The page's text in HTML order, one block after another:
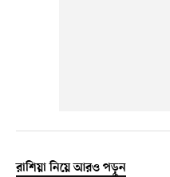
রাশিয়া নিয়ে আরও পড়ুন